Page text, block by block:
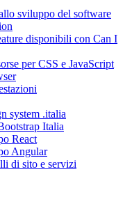
sviluppo del software
disponibili con Can I
per CSS e JavaScript
system .italia
Italia
React
Angular
di sito e servizi